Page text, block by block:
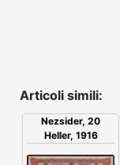
Articoli simili:
Nezsider, 20
Heller, 1916